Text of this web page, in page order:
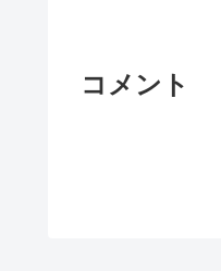
コメント